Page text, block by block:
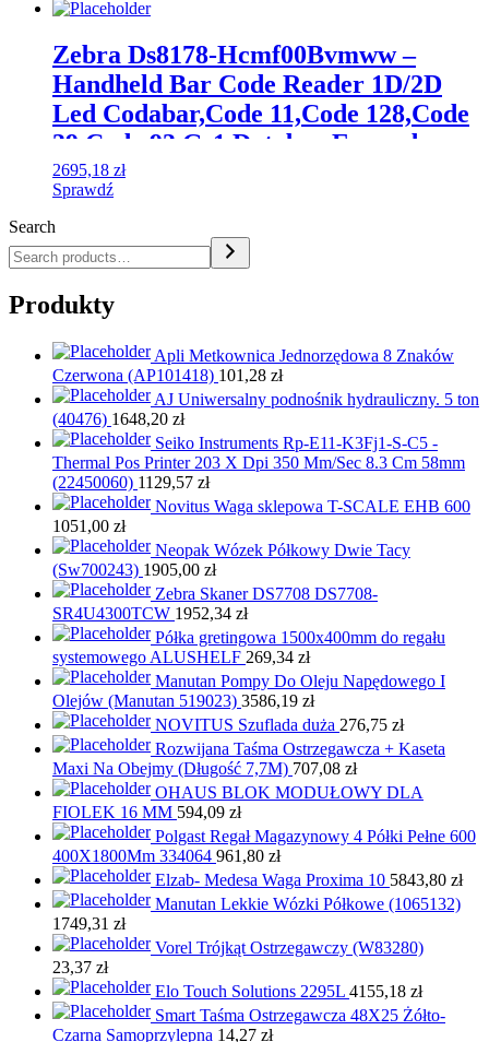
Zebra Ds8178-Hcmf00Bvmww –
Handheld Bar Code Reader 1D/2D
Led Codabar,Code 11,Code 128,Code
39,Code 93,Gs1 Databar Expande
(DS8178HCMF00BVMWW)
2695,18 zł
Sprawdź
Search
Produkty
Apli Metkownica Jednorzędowa 8 Znaków
Czerwona (AP101418) 101,28 zł
AJ Uniwersalny podnośnik hydrauliczny. 5 ton
(40476) 1648,20 zł
Seiko Instruments Rp-E11-K3Fj1-S-C5 -
Thermal Pos Printer 203 X Dpi 350 Mm/Sec 8.3 Cm 58mm
(22450060) 1129,57 zł
Novitus Waga sklepowa T-SCALE EHB 600
1051,00 zł
Neopak Wózek Półkowy Dwie Tacy
(Sw700243) 1905,00 zł
Zebra Skaner DS7708 DS7708-
SR4U4300TCW 1952,34 zł
Półka gretingowa 1500x400mm do regału
systemowego ALUSHELF 269,34 zł
Manutan Pompy Do Oleju Napędowego I
Olejów (Manutan 519023) 3586,19 zł
NOVITUS Szuflada duża 276,75 zł
Rozwijana Taśma Ostrzegawcza + Kaseta
Maxi Na Obejmy (Długość 7,7M) 707,08 zł
OHAUS BLOK MODUŁOWY DLA
FIOLEK 16 MM 594,09 zł
Polgast Regał Magazynowy 4 Półki Pełne 600
400X1800Mm 334064 961,80 zł
Elzab- Medesa Waga Proxima 10 5843,80 zł
Manutan Lekkie Wózki Półkowe (1065132)
1749,31 zł
Vorel Trójkąt Ostrzegawczy (W83280)
23,37 zł
Elo Touch Solutions 2295L 4155,18 zł
Smart Taśma Ostrzegawcza 48X25 Żółto-
Czarna Samoprzylepna 14,27 zł